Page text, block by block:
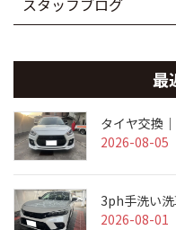
スタッフブログ
最
タイヤ交換
2026-08-05
3ph手洗い
2026-08-01